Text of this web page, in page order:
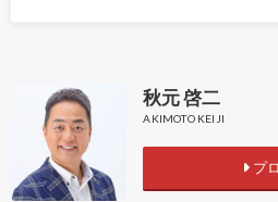
秋元 啓二
AKIMOTO KEIJI
プ